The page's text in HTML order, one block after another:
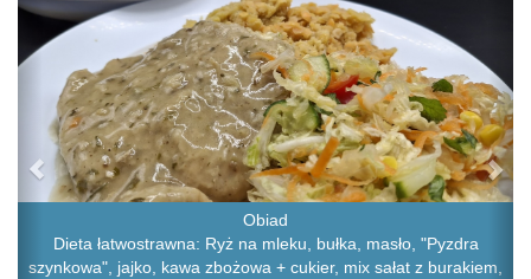
Obiad
Dieta łatwostrawna: Ryż na mleku, bułka, masło, "Pyzdra
szynkowa", jajko, kawa zbożowa + cukier, mix sałat z burakiem,